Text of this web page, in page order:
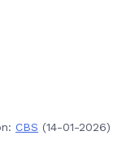
CBS (14-01-2026)